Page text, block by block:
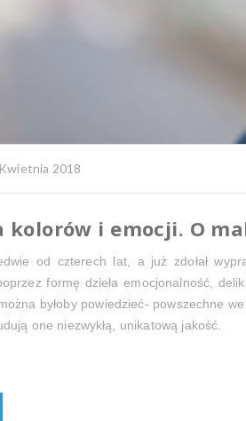
2018
kolorów i emocji. O
od czterech lat, a już zdołał
formę dzieła emocjonalność,
byłoby powiedzieć- powszechne
one niezwykłą, unikatową jakość.